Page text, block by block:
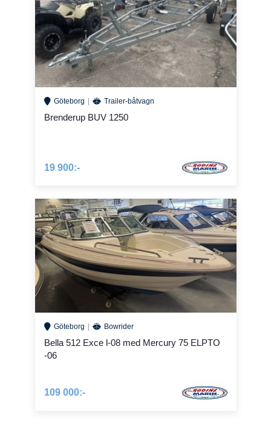
Göteborg Trailer-båtvagn
Brenderup BUV 1250
19 900:-
Göteborg Bowrider
Bella 512 Exce l-08 med Mercury 75 ELPTO
-06
109 000:-